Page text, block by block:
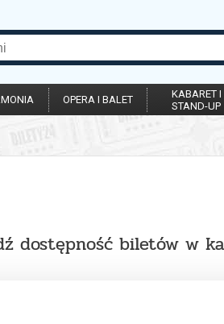
OPERA I BALET
KABARET I
STAND-UP
dostępność biletów w